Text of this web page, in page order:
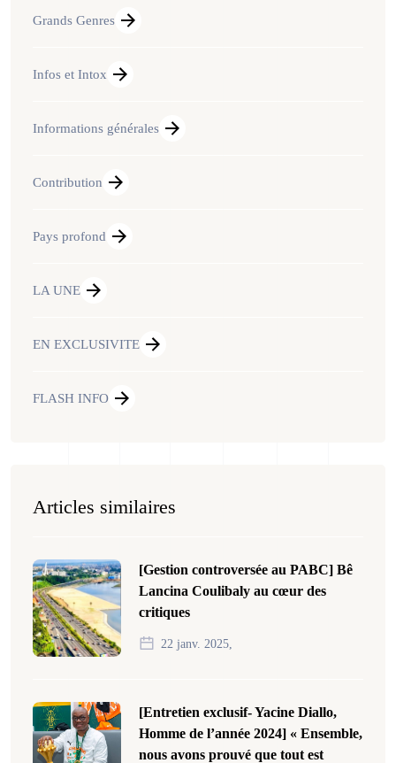
Grands Genres
Infos et Intox
Informations générales
Contribution
Pays profond
LA UNE
EN EXCLUSIVITE
FLASH INFO
Articles similaires
[Gestion controversée au PABC] Bê
Lancina Coulibaly au cœur des
critiques
22 janv. 2025,
[Entretien exclusif- Yacine Diallo,
Homme de l’année 2024] « Ensemble,
nous avons prouvé que tout est